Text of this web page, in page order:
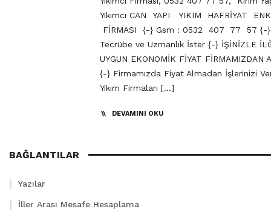
Yıkımcı CAN YAPI YIKIM HAFRİYAT
FİRMASI {-} Gsm : 0532 407 77 57 {-}
Tecrübe ve Uzmanlık İster {-} İŞİNİZLE
UYGUN EKONOMİK FİYAT FİRMAMIZDAN
{-} Firmamızda Fiyat Almadan İşlerinizi
Yıkım Firmaları […]
DEVAMINI OKU
BAĞLANTILAR
Yazılar
İller Arası Mesafe Hesaplama